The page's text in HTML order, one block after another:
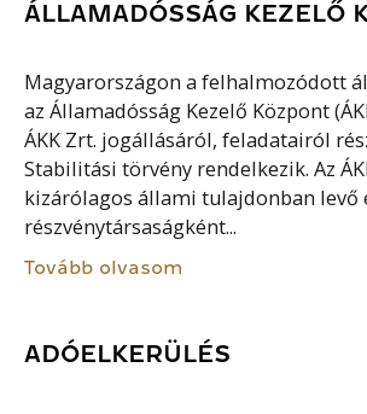
ÁLLAMADÓSSÁG KEZELŐ
Magyarországon a felhalmozódott
az Államadósság Kezelő Központ
ÁKK Zrt. jogállásáról, feladatairól
Stabilitási törvény rendelkezik. Az
kizárólagos állami tulajdonban levő
részvénytársaságként...
Tovább olvasom
ADÓELKERÜLÉS